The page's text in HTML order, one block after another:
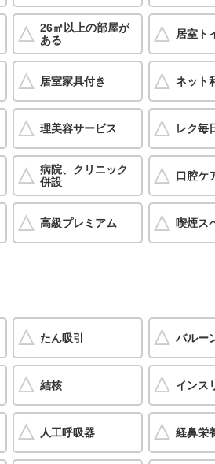
26㎡以上の部屋が
ある
居室ト
居室家具付き ネット
理美容サービス レク毎
病院、クリニック
併設
口腔ケ
高級プレミアム 喫煙ス
たん吸引 バルー
結核 インス
人工呼吸器 経鼻栄